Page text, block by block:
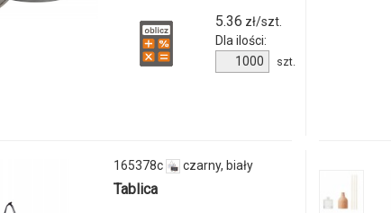
5.36 zł/szt.
Dla ilości:
Ilość
produktu
szt.
165378c czarny, biały
Tablica